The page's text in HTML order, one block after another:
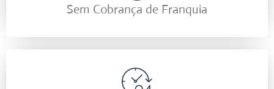
Sem Cobrança de Franquia